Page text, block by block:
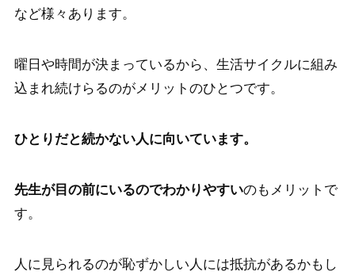
など様々あります。
曜日や時間が決まっているから、生活サイクルに組み
込まれ続けらるのがメリットのひとつです。
ひとりだと続かない人に向いています。
先生が目の前にいるのでわかりやすいのもメリットで
す。
人に見られるのが恥ずかしい人には抵抗があるかもし